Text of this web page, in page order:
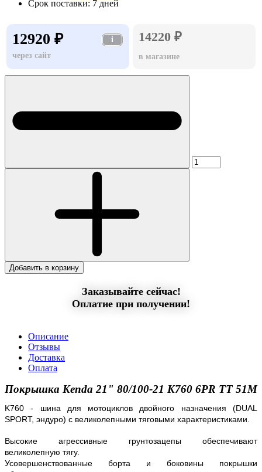
Срок поставки: 7 дней
12920 ₽
i
через сайт
14220 ₽
в магазине
Добавить в корзину
Заказывайте сейчас!
Оплатие при получении!
Описание
Отзывы
Доставка
Оплата
Покрышка Kenda 21" 80/100-21 K760 6PR TT 51M
K760 - шина для мотоциклов двойного назначения (DUAL
SPORT, эндуро) с великолепными тяговыми характеристиками.
Высокие агрессивные грунтозацепы обеспечивают
великолепную тягу.
Усовершенствованные борта и боковины покрышки